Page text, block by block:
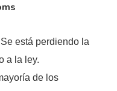
está perdiendo la
a la ley.
de los